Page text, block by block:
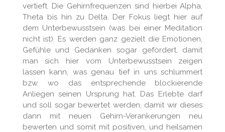
vertieft. Die Gehirnfrequenzen sind hierbei Alpha,
Theta bis hin zu Delta. Der Fokus liegt hier auf
dem Unterbewusstsein (was bei einer Meditation
nicht ist). Es werden ganz gezielt die Emotionen,
Gefühle und Gedanken sogar gefördert, damit
man sich hier vom Unterbewusstsein zeigen
lassen kann, was genau tief in uns schlummert
bzw. wo das entsprechende blockierende
Anliegen seinen Ursprung hat. Das Erlebte darf
und soll sogar bewertet werden, damit wir dieses
dann mit neuen Gehirn-Verankerungen neu
bewerten und somit mit positiven, und heilsamen